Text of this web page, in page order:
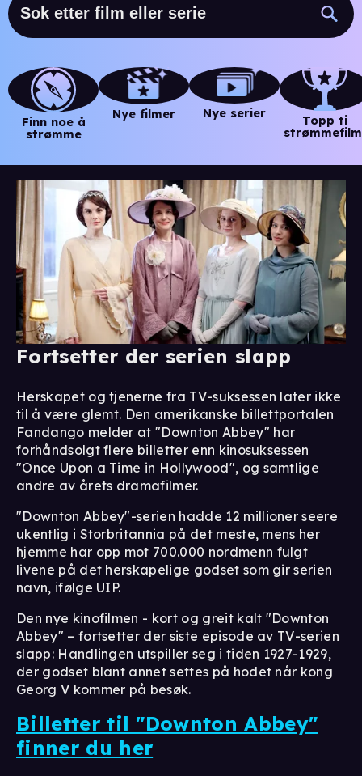
Finn noe å
strømme
Nye filmer Nye serier
Topp ti
Fortsetter der serien slapp
Herskapet og tjenerne fra TV-suksessen later ikke
til å være glemt. Den amerikanske billettportalen
Fandango melder at "Downton Abbey" har
forhåndsolgt flere billetter enn kinosuksessen
"Once Upon a Time in Hollywood", og samtlige
andre av årets dramafilmer.
"Downton Abbey"-serien hadde 12 millioner seere
ukentlig i Storbritannia på det meste, mens her
hjemme har opp mot 700.000 nordmenn fulgt
livene på det herskapelige godset som gir serien
navn, ifølge UIP.
Den nye kinofilmen - kort og greit kalt "Downton
Abbey" – fortsetter der siste episode av TV-serien
slapp: Handlingen utspiller seg i tiden 1927-1929,
der godset blant annet settes på hodet når kong
Georg V kommer på besøk.
Billetter til "Downton Abbey"
finner du her